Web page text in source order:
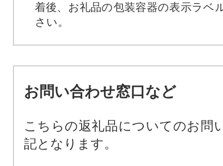
着後、お礼品の包装容器の表示ラベ
さい。
お問い合わせ窓口など
こちらの返礼品についてのお問
記となります。